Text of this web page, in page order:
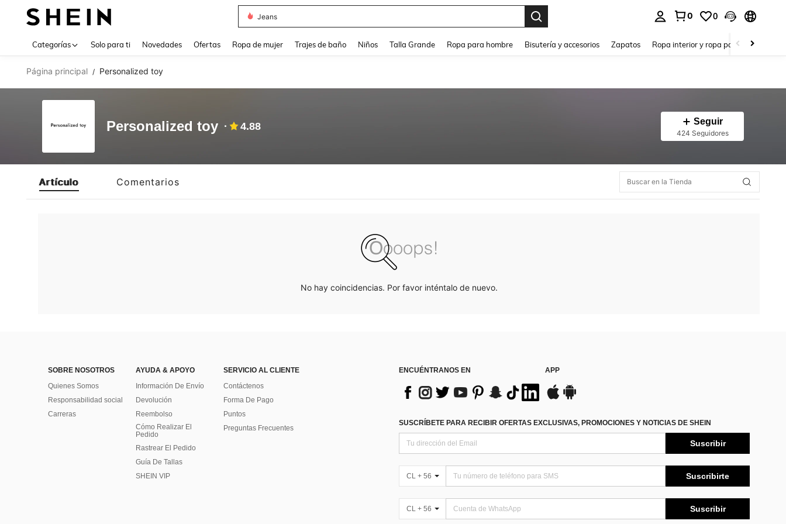
Jeans
0 0
Categorías Solo para ti Novedades Ofertas Ropa de mujer Trajes de baño Niños Talla Grande Ropa para hombre Bisutería y accesorios Zapatos Ropa interior y ropa para dormir
Página principal / Personalized toy
Personalized toy 4.88 Seguir
424 Seguidores
Artículo Comentarios
No hay coincidencias. Por favor inténtalo de nuevo.
SOBRE NOSOTROS
Quienes Somos
Responsabilidad social
Carreras
AYUDA & APOYO
Información De Envío
Devolución
Reembolso
Cómo Realizar El
Pedido
Rastrear El Pedido
Guía De Tallas
SHEIN VIP
SERVICIO AL CLIENTE
Contáctenos
Forma De Pago
Puntos
Preguntas Frecuentes
ENCUÉNTRANOS EN APP
SUSCRÍBETE PARA RECIBIR OFERTAS EXCLUSIVAS, PROMOCIONES Y NOTICIAS DE SHEIN
Suscribir
CL + 56 Suscribirte
CL + 56 Suscribir